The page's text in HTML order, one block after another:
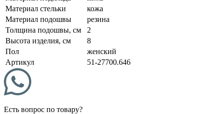
Материал стельки
кожа
Материал подошвы
резина
Толщина подошвы, см
2
Высота изделия, см
8
Пол
женский
Артикул
51-27700.646
Есть вопрос по товару?